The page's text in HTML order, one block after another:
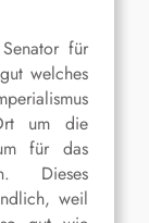
für
welches
um die
für das
Dieses
weil